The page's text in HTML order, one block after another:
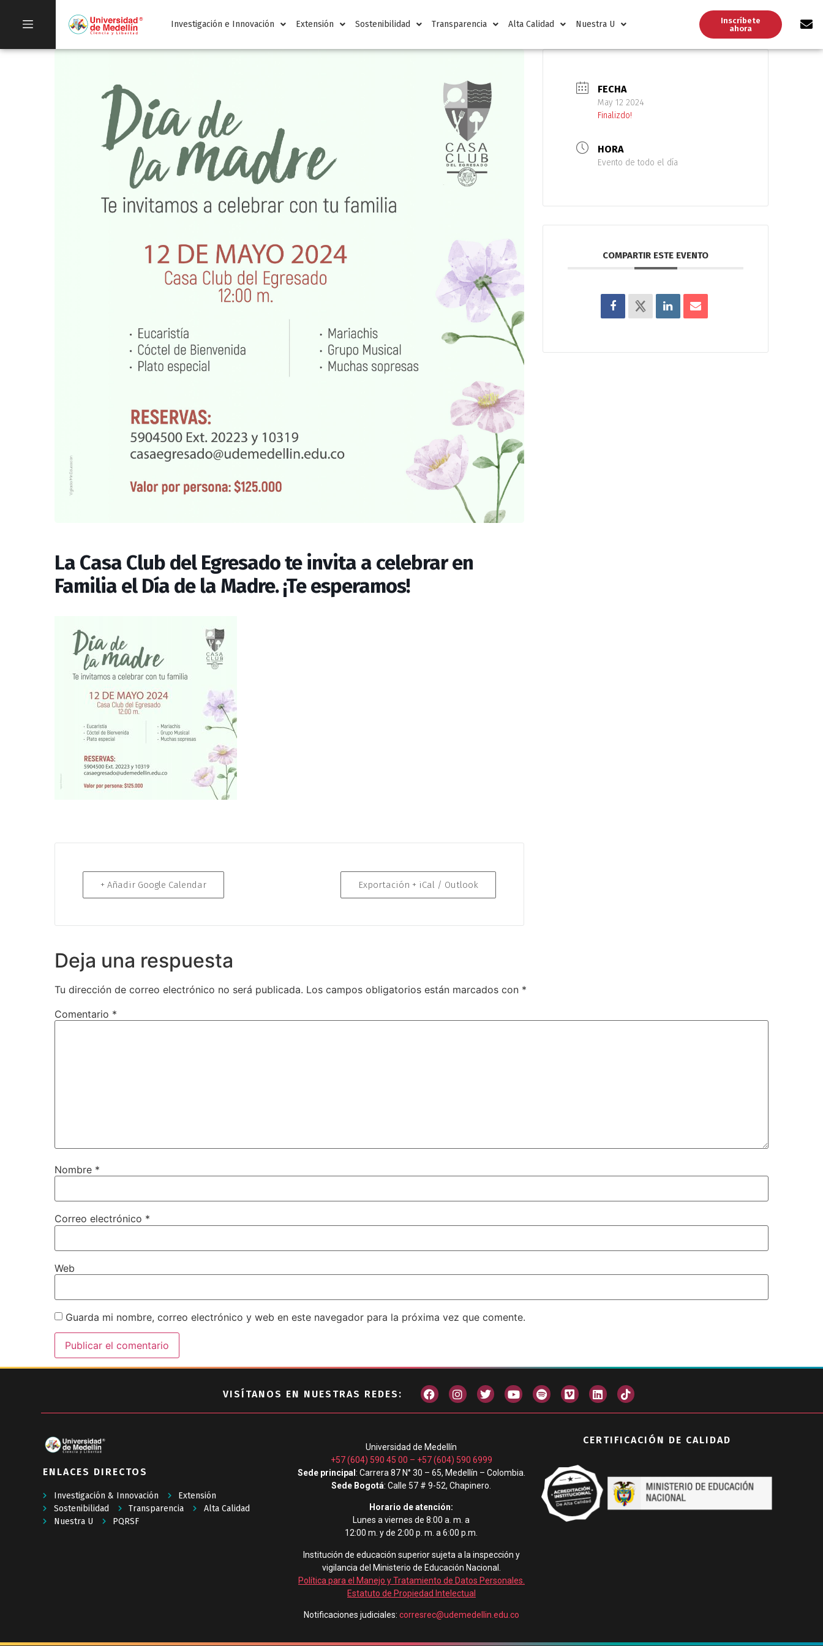
Investigación e Innovación Extensión Sostenibilidad Transparencia Alta Calidad Nuestra U
Inscríbete
ahora
La Casa Club del Egresado te invita a celebrar en
Familia el Día de la Madre. ¡Te esperamos!
+ Añadir Google Calendar Exportación + iCal / Outlook
FECHA
May 12 2024
Finalizdo!
HORA
Evento de todo el día
COMPARTIR ESTE EVENTO
Deja una respuesta
Tu dirección de correo electrónico no será publicada. Los campos obligatorios están marcados con *
Comentario *
Nombre *
Correo electrónico *
Web
Guarda mi nombre, correo electrónico y web en este navegador para la próxima vez que comente.
VISÍTANOS EN NUESTRAS REDES:
ENLACES DIRECTOS
Investigación & Innovación
Extensión
Sostenibilidad
Transparencia
Alta Calidad
Nuestra U
PQRSF
Universidad de Medellín
+57 (604) 590 45 00 – +57 (604) 590 6999
Sede principal : Carrera 87 N° 30 – 65, Medellín – Colombia.
Sede Bogotá: Calle 57 # 9-52, Chapinero.
Horario de atención:
Lunes a viernes de 8:00 a. m. a
12:00 m. y de 2:00 p. m. a 6:00 p.m.
Institución de educación superior sujeta a la inspección y
vigilancia del Ministerio de Educación Nacional.
Política para el Manejo y Tratamiento de Datos Personales
Estatuto de Propiedad Intelectual
Notificaciones judiciales: corresrec@udemedellin.edu.co
CERTIFICACIÓN DE CALIDAD